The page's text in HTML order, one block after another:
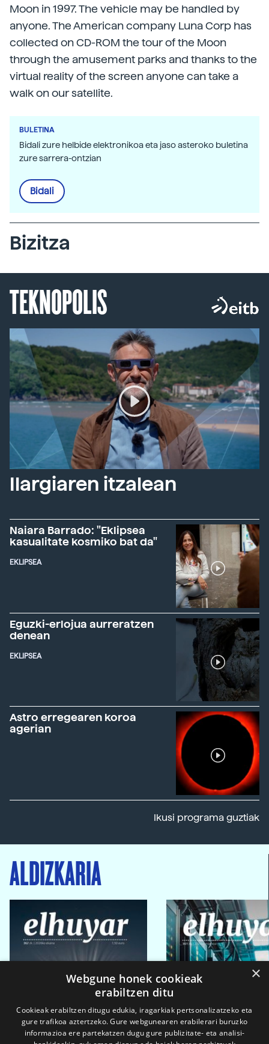
Moon in 1997. The vehicle may be handled by
anyone. The American company Luna Corp has
collected on CD-ROM the tour of the Moon
through the amusement parks and thanks to the
virtual reality of the screen anyone can take a
walk on our satellite.
BULETINA
Bidali zure helbide elektronikoa eta jaso asteroko buletina
zure sarrera-ontzian
Bidali
Bizitza
TEKNOPOLIS
Ilargiaren itzalean
Naiara Barrado: "Eklipsea
kasualitate kosmiko bat da"
EKLIPSEA
Eguzki-erlojua aurreratzen
denean
EKLIPSEA
Astro erregearen koroa
agerian
Ikusi programa guztiak
ALDIZKARIA
×
Webgune honek cookieak
erabiltzen ditu
Cookieak erabiltzen ditugu edukia, iragarkiak pertsonalizatzeko eta
gure trafikoa aztertzeko. Gure webgunearen erabilerari buruzko
informazioa ere partekatzen dugu gure publizitate- eta analisi-